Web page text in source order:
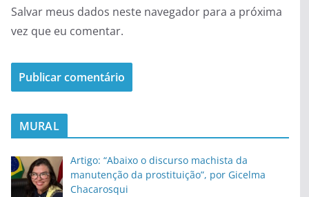
Salvar meus dados neste navegador para a próxima
vez que eu comentar.
MURAL
Artigo: “Abaixo o discurso machista da
manutenção da prostituição”, por Gicelma
Chacarosqui